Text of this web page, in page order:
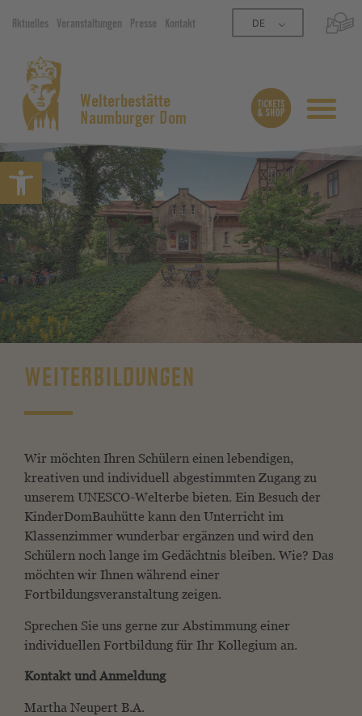
Symbolleiste öffnen
Aktuelles Veranstaltungen Presse Kontakt DE
Welterbestätte
Naumburger Dom
WEITERBILDUNGEN
Wir möchten Ihren Schülern einen lebendigen,
kreativen und individuell abgestimmten Zugang zu
unserem UNESCO-Welterbe bieten. Ein Besuch der
KinderDomBauhütte kann den Unterricht im
Klassenzimmer wunderbar ergänzen und wird den
Schülern noch lange im Gedächtnis bleiben. Wie? Das
möchten wir Ihnen während einer
Fortbildungsveranstaltung zeigen.
Sprechen Sie uns gerne zur Abstimmung einer
individuellen Fortbildung für Ihr Kollegium an.
Kontakt und Anmeldung
Martha Neupert B.A.